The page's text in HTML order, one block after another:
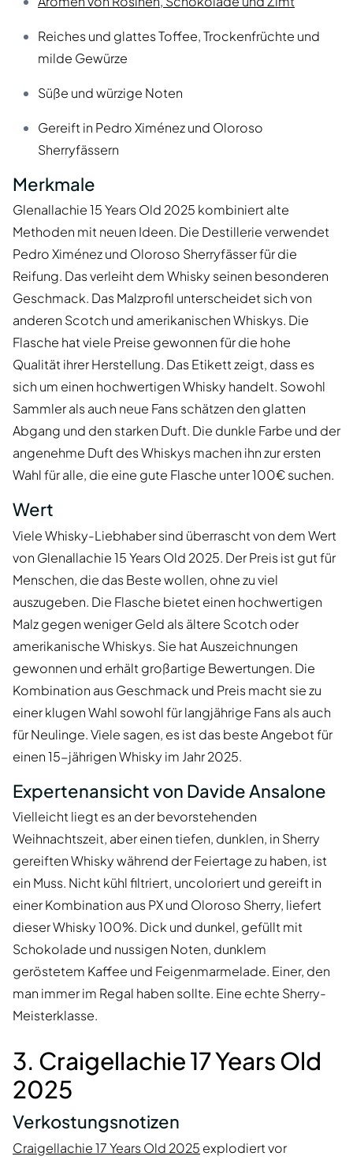
Reiches und glattes Toffee, Trockenfrüchte und
milde Gewürze
Süße und würzige Noten
Gereift in Pedro Ximénez und Oloroso
Sherryfässern
Merkmale
Glenallachie 15 Years Old 2025 kombiniert alte
Methoden mit neuen Ideen. Die Destillerie verwendet
Pedro Ximénez und Oloroso Sherryfässer für die
Reifung. Das verleiht dem Whisky seinen besonderen
Geschmack. Das Malzprofil unterscheidet sich von
anderen Scotch und amerikanischen Whiskys. Die
Flasche hat viele Preise gewonnen für die hohe
Qualität ihrer Herstellung. Das Etikett zeigt, dass es
sich um einen hochwertigen Whisky handelt. Sowohl
Sammler als auch neue Fans schätzen den glatten
Abgang und den starken Duft. Die dunkle Farbe und der
angenehme Duft des Whiskys machen ihn zur ersten
Wahl für alle, die eine gute Flasche unter 100€ suchen.
Wert
Viele Whisky-Liebhaber sind überrascht von dem Wert
von Glenallachie 15 Years Old 2025. Der Preis ist gut für
Menschen, die das Beste wollen, ohne zu viel
auszugeben. Die Flasche bietet einen hochwertigen
Malz gegen weniger Geld als ältere Scotch oder
amerikanische Whiskys. Sie hat Auszeichnungen
gewonnen und erhält großartige Bewertungen. Die
Kombination aus Geschmack und Preis macht sie zu
einer klugen Wahl sowohl für langjährige Fans als auch
für Neulinge. Viele sagen, es ist das beste Angebot für
einen 15-jährigen Whisky im Jahr 2025.
Expertenansicht von Davide Ansalone
Vielleicht liegt es an der bevorstehenden
Weihnachtszeit, aber einen tiefen, dunklen, in Sherry
gereiften Whisky während der Feiertage zu haben, ist
ein Muss. Nicht kühl filtriert, uncoloriert und gereift in
einer Kombination aus PX und Oloroso Sherry, liefert
dieser Whisky 100%. Dick und dunkel, gefüllt mit
Schokolade und nussigen Noten, dunklem
geröstetem Kaffee und Feigenmarmelade. Einer, den
man immer im Regal haben sollte. Eine echte Sherry-
Meisterklasse.
3. Craigellachie 17 Years Old
2025
Verkostungsnotizen
Craigellachie 17 Years Old 2025 explodiert vor